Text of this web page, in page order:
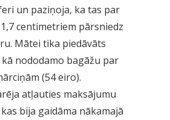
un paziņoja, ka tas par
centimetriem pārsniedz
Mātei tika piedāvāts
nododamo bagāžu par
(54 eiro).
atļauties maksājumu
bija gaidāma nākamajā